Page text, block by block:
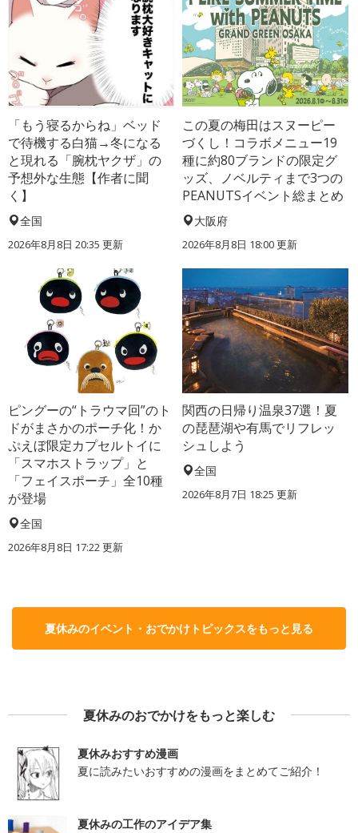
「もう寝るからね」ベッド
で待機する白猫→冬になる
と現れる「腕枕ヤクザ」の
予想外な生態【作者に聞
く】
全国
2026年8月8日 20:35 更新
この夏の梅田はスヌーピー
づくし！コラボメニュー19
種に約80ブランドの限定グ
ッズ、ノベルティまで3つの
PEANUTSイベント総まとめ
大阪府
2026年8月8日 18:00更新
ピングーの“トラウマ回”のト
ドがまさかのポーチ化！か
ぷえぼ限定カプセルトイに
「スマホストラップ」と
「フェイスポーチ」全10種
が登場
全国
2026年8月8日 17:22更新
関西の日帰り温泉37選！夏
の琵琶湖や有馬でリフレッ
シュしよう
全国
2026年8月7日 18:25 更新
夏休みのイベント・おでかけトピックスをもっと見る
夏休みのおでかけをもっと楽しむ
夏休みおすすめ漫画
夏に読みたいおすすめの漫画をまとめてご紹介！
夏休みの工作のアイデア集